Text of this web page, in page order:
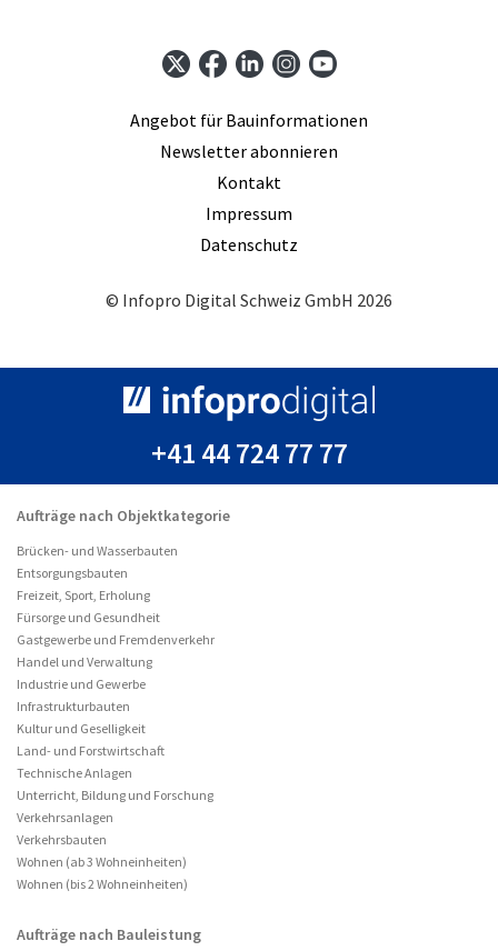
Angebot für Bauinformationen
Newsletter abonnieren
Kontakt
Impressum
Datenschutz
© Infopro Digital Schweiz GmbH 2026
+41 44 724 77 77
Aufträge nach Objektkategorie
Brücken- und Wasserbauten
Entsorgungsbauten
Freizeit, Sport, Erholung
Fürsorge und Gesundheit
Gastgewerbe und Fremdenverkehr
Handel und Verwaltung
Industrie und Gewerbe
Infrastrukturbauten
Kultur und Geselligkeit
Land- und Forstwirtschaft
Technische Anlagen
Unterricht, Bildung und Forschung
Verkehrsanlagen
Verkehrsbauten
Wohnen (ab 3 Wohneinheiten)
Wohnen (bis 2 Wohneinheiten)
Aufträge nach Bauleistung